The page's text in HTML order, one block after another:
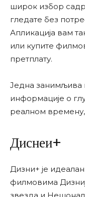
широк избор
гледате без
Апликација вам
или купите
претплату.
Једна занимљива
информације о
реалном времену,
Диснеи+
Дизни+ је
филмовима